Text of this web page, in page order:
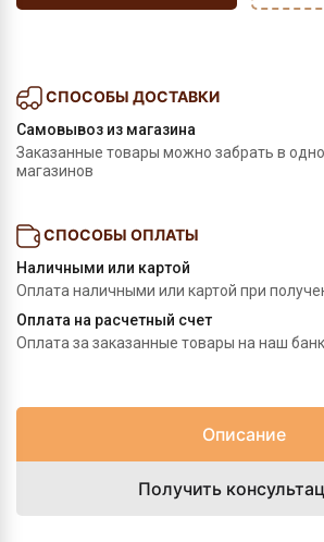
СПОСОБЫ ДОСТАВКИ
Самовывоз из магазина
Заказанные товары можно забрать в
магазинов
СПОСОБЫ ОПЛАТЫ
Наличными или картой
Оплата наличными или картой при
Оплата на расчетный счет
Оплата за заказанные товары на наш
Описание
Получить